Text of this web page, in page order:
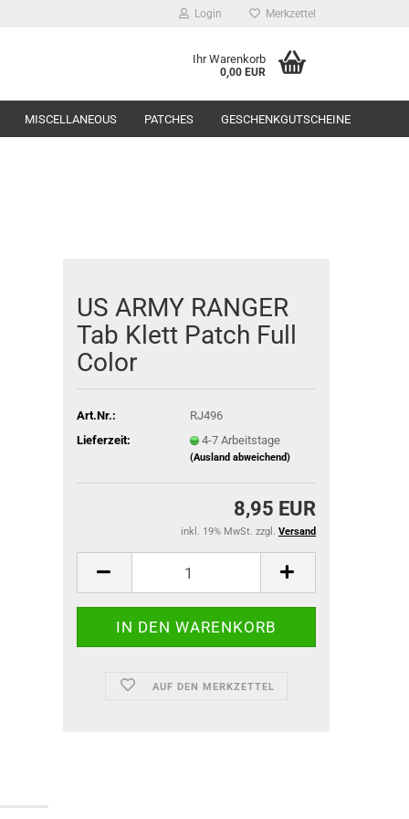
Login Merkzettel
Ihr Warenkorb
0,00 EUR
MISCELLANEOUS PATCHES GESCHENKGUTSCHEINE
US ARMY RANGER
Tab Klett Patch Full
Color
Art.Nr.:
RJ496
Lieferzeit:
4-7 Arbeitstage
(Ausland abweichend)
8,95 EUR
inkl. 19% MwSt. zzgl. Versand
AUF DEN MERKZETTEL